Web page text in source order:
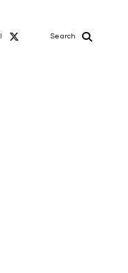
Search